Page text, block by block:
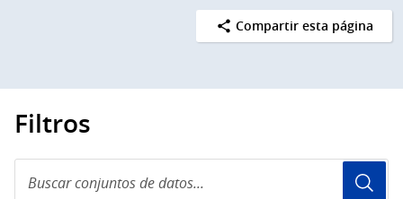
Compartir esta página
Filtros
conjuntos